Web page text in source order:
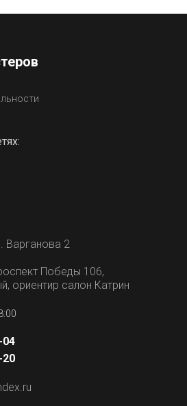
Варганова 2
Победы 106,
ориентир салон Катрин
04
20